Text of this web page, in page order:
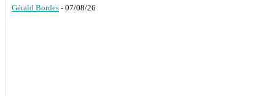
Gérald Bordes - 07/08/26